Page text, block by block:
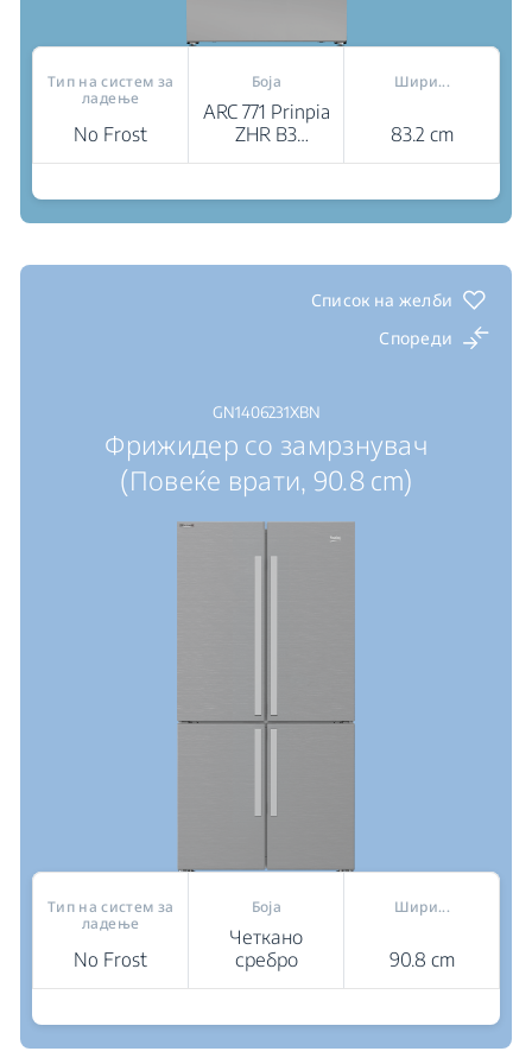
Тип на систем за
ладење
No Frost
Боја
ARC 771 Prinpia
ZHR B3
(brushed inox)
Шири...
83.2 cm
AeroFlow™: напредна технологија за свежина
Инвертер компресор ProSmart™: висока
Список на желби
Спореди
GN1406231XBN
Фрижидер со замрзнувач
(Повеќе врати, 90.8 cm)
Тип на систем за
ладење
No Frost
Боја
Четкано
сребро
Шири...
90.8 cm